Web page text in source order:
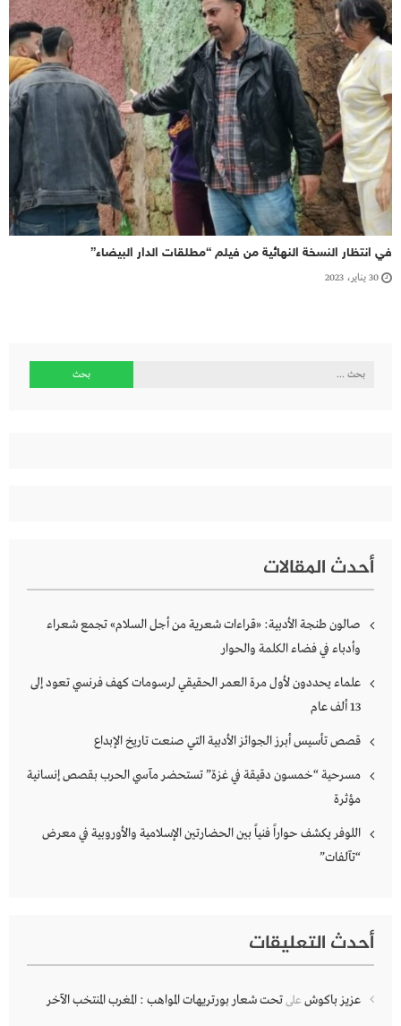
في انتظار النسخة النهائية من فيلم “مطلقات الدار البيضاء”
30 يناير، 2023
البحث
أحدث المقالات
صالون طنجة الأدبية: «قراءات شعرية من أجل السلام» تجمع شعراء
وأدباء في فضاء الكلمة والحوار
علماء يحددون لأول مرة العمر الحقيقي لرسومات كهف فرنسي تعود إلى
13 ألف عام
قصص تأسيس أبرز الجوائز الأدبية التي صنعت تاريخ الإبداع
مسرحية “خمسون دقيقة في غزة” تستحضر مآسي الحرب بقصص إنسانية
مؤثرة
اللوفر يكشف حواراً فنياً بين الحضارتين الإسلامية والأوروبية في معرض
“تآلفات”
أحدث التعليقات
عزيز باكوش علىتحت شعار بورتريهات المواهب : المغرب المنتخب الآخر